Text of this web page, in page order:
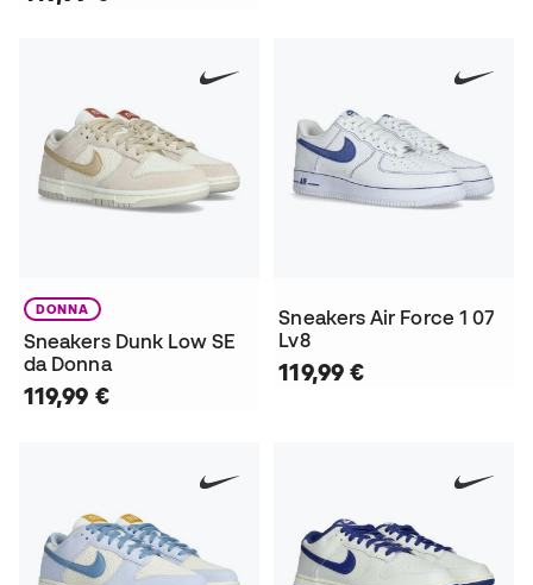
DONNA
Sneakers Dunk Low SE
da Donna
119,99 €
Sneakers Air Force 1 07
Lv8
119,99 €